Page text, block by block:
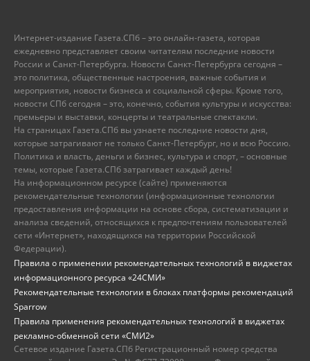
Интернет-издание Газета.СПб – это онлайн-газета, которая
ежедневно представляет своим читателям последние новости
России и Санкт-Петербурга. Новости Санкт-Петербурга сегодня –
это политика, общественные настроения, важные события и
мероприятия, новости бизнеса и социальной сферы. Кроме того,
новости СПб сегодня – это, конечно, события культуры и искусства:
премьеры и выставки, концерты и театральные спектакли.
На страницах Газета.СПб вы узнаете последние новости дня,
которые затрагивают не только Санкт-Петербург, но и всю Россию.
Политика и власть, деньги и бизнес, культура и спорт, – основные
темы, которые Газета.СПб затрагивает каждый день!
На информационном ресурсе (сайте) применяются
рекомендательные технологии (информационные технологии
предоставления информации на основе сбора, систематизации и
анализа сведений, относящихся к предпочтениям пользователей
сети «Интернет», находящихся на территории Российской
Федерации).
Правила о применении рекомендательных технологий в виджетах
информационного ресурса «24СМИ»
Рекомендательные технологии в блоках платформы рекомендаций
Sparrow
Правила применения рекомендательных технологий в виджетах
рекламно-обменной сети «СМИ2»
Сетевое издание Газета.СПб Регистрационный номер средства